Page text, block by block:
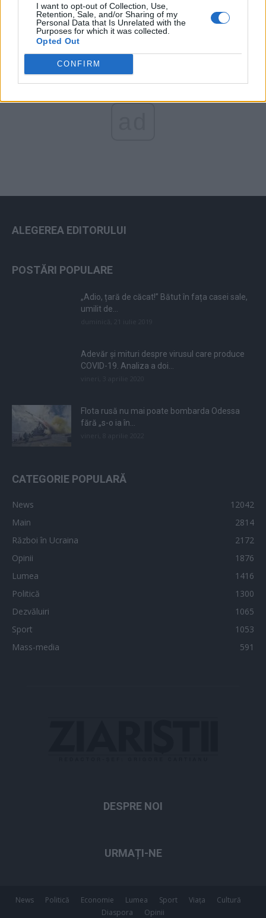
I want to opt-out of Collection, Use,
Retention, Sale, and/or Sharing of my
Personal Data that Is Unrelated with the
Purposes for which it was collected.
Opted Out
CONFIRM
ALEGEREA EDITORULUI
POSTĂRI POPULARE
„Adio, țară de căcat!” Bătut în fața casei sale,
umilit de...
Adevăr și mituri despre virusul care produce
COVID-19. Analiza a doi...
Flota rusă nu mai poate bombarda Odessa
fără „s-o ia în...
CATEGORIE POPULARĂ
News
12042
Main
2814
Război în Ucraina
2172
Opinii
1876
Lumea
1416
Politică
1300
Dezvăluiri
1065
Sport
1053
Mass-media
591
DESPRE NOI
URMAȚI-NE
News Politică Economie Lumea Sport Viața
Cultură
Diaspora
Opinii